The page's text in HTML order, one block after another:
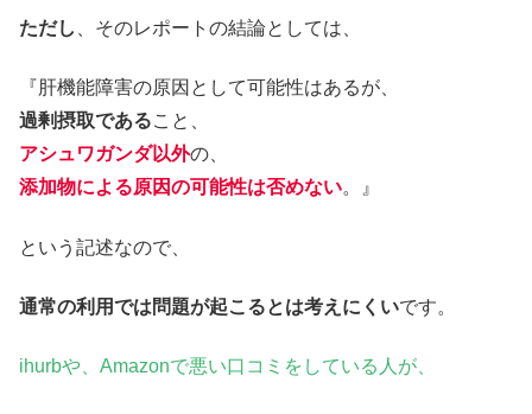
ただし 、そのレポートの結論としては、
『肝機能障害の原因として可能性はあるが、
過剰摂取であること、
アシュワガンダ以外の、
添加物による原因の可能性は否めない。』
という記述なので、
通常の利用では問題が起こるとは考えにくいです。
ihurbや、Amazonで悪い口コミをしている人が、